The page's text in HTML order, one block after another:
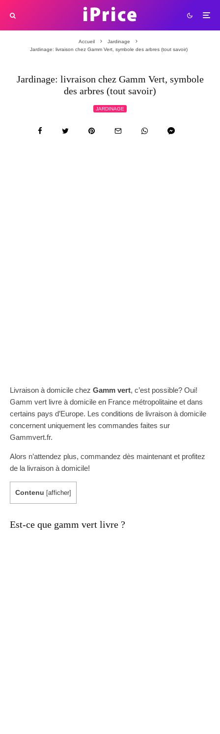
Accueil
Jardinage
Jardinage: livraison chez Gamm Vert, symbole des arbres (tout savoir)
Jardinage: livraison chez Gamm Vert, symbole
des arbres (tout savoir)
JARDINAGE
Livraison à domicile chez Gamm vert, c’est possible? Oui!
Gamm vert livre à domicile en France métropolitaine et dans
certains pays d’Europe. Les conditions de livraison à domicile
concernent uniquement les commandes faites sur
Gammvert.fr.
Alors n’attendez plus, commandez dès maintenant et profitez
de la livraison à domicile!
Contenu [afficher]
Est-ce que gamm vert livre ?